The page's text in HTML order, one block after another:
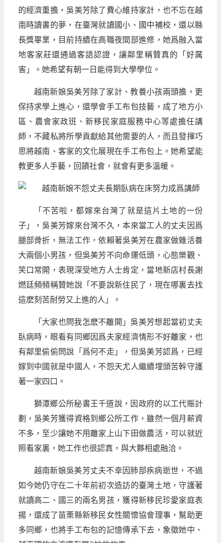
的經濟重擔，吳美芳除了費心維持家計，也不忘在越
南時讀書的夢，在臺灣就讀國小、國中補校，還以縣
長獎畢業，目前持續在高職夜間部進修，她爲融入當
地客家莊還通過客語認證，讓鄰里稱贊真的「好厲
害」。她希望有朝一日能得到大學學位。
越南新娘吳美芳除了家計、教養小孩兩頭擔，更
保持求學上進心，還學會手工布包技藝，成了地方小
區、農會家政班、新移民家庭服務中心等處擔任講
師，不藏私將所學貢獻給其他需要的人，而且發揮巧
思將越南、客家的文化展現在手工布包上。她希望能
教更多人手藝，回饋社會，就會有更多溫暖。
「不苦啦，都嫁來台灣了就是這片土地的一份
子」，吳美芳嫁來台灣不久，本來當工人的丈夫因爲
腿部骨折，無法工作，依賴著吳美芳在農家做雜活養
大兩個小男孩，但吳美芳不向命運低頭，心態樂觀、
笑口常開，表現深受地方人士肯定，當地新店村長謝
燃廷頻頻稱贊她說「不要說新住民了，現在哪裏去找
這麽刻苦耐勞又上進的人」。
「大家也問我怎麽不離開」吳美芳想起當初丈夫
臥病時，眼看有同鄉因爲夫家經濟情形不好離家，也
有鄰里偷偷問說「爲何不走」，但吳美芳認爲，已經
嫁到中國就是中國人，不怨天尤人繼續埋頭苦幹守護
著一家四口。
獅潭鄉公所秘書王千道說，因政府的以工代賑計
劃，吳美芳獲得資格到鄉公所工作，雖然一個月薪資
不多，至少讓她不用離家上山下田做農活，可以就近
照看家裏，她工作也很認真，與大夥相處融洽。
越南新娘吳美芳丈夫不幸因肺部疾病逝世，不過
如今她仍守在二十年前初次造訪的臺灣土地，守護著
就讀高二、國三的兩名男孩，獲得新移民珍愛家庭表
揚，還成了苗栗縣新移民女性關懷協會理事，幫助更
多同鄉，也將手工布包的記憶傳承下去，象徵她中、